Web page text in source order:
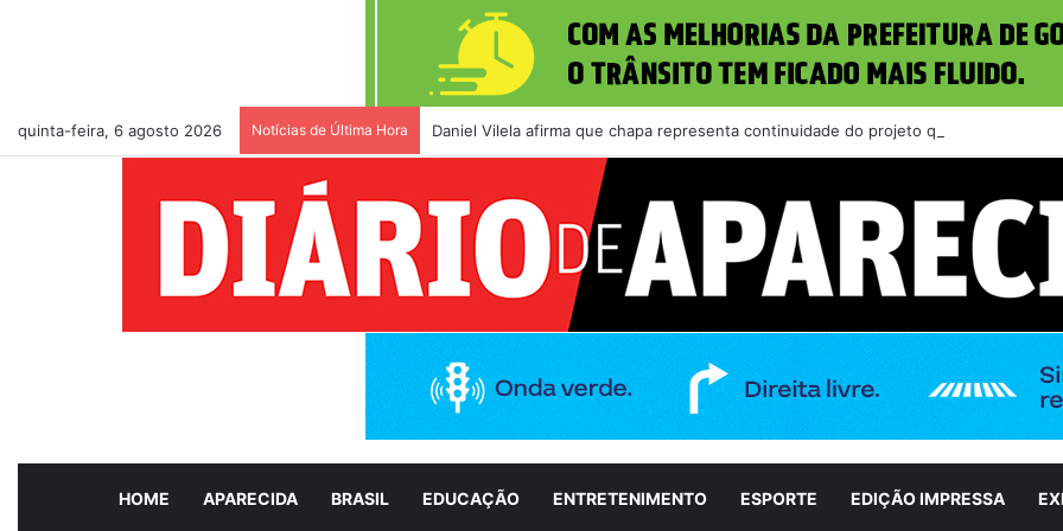
quinta-feira, 6 agosto 2026 Notícias de Última Hora Daniel Vilela afirma que chapa representa continuidade do projeto que transformou
HOME APARECIDA BRASIL EDUCAÇÃO ENTRETENIMENTO ESPORTE EDIÇÃO IMPRESSA